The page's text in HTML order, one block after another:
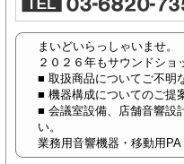
まいどいらっしゃいませ。
２０２６年もサウンドシ
■ 取扱商品についてご不明
■ 機器構成についてのご提
■ 会議室設備、店舗音響設
い。
業務用音響機器・移動用